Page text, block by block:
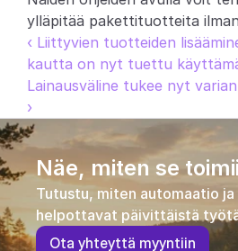
ylläpitää pakettituotteita
‹ Liittyvien tuotteiden
kautta on nyt tuettu
Lainausväline tukee nyt
›
Näe, miten se
Tutustu, miten automaatio
helpottavat päivittäistä
Ota yhteyttä myyntiin